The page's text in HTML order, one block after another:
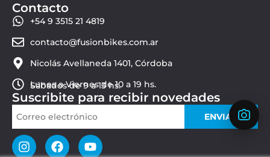
Contacto
+54 9 3515 21 4819
contacto@fusionbikes.com.ar
Nicolás Avellaneda 1401, Córdoba
Lunes a Viernes de 10 a 19 hs.
Sábados de 9 a 13 hs.
Suscribite para recibir novedades
ENVIAR